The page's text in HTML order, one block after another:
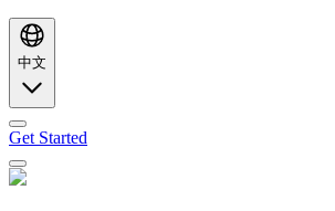
中文
Get Started